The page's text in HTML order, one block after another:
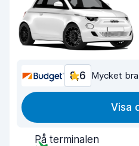
8,6 Mycket bra
Visa
På terminalen